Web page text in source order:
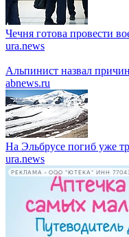
Чечня готова провести
ura.news
Альпинист назвал
abnews.ru
На Эльбрусе погиб уже
ura.news
РЕКЛАМА • ООО "ЮТЕКА" ИНН